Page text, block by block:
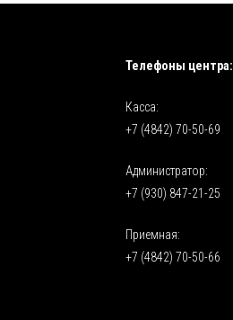
Телефоны центра:
Касса:
+7 (4842) 70-50-69
Администратор:
+7 (930) 847-21-25
Приемная:
+7 (4842) 70-50-66